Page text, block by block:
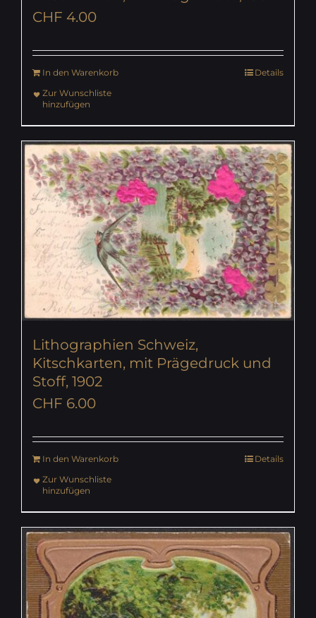
CHF 4.00
In den Warenkorb
Details
Zur Wunschliste
hinzufügen
Lithographien Schweiz,
Kitschkarten, mit Prägedruck und
Stoff, 1902
CHF 6.00
In den Warenkorb
Details
Zur Wunschliste
hinzufügen